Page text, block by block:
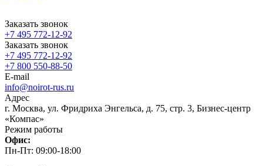
Заказать звонок
+7 495 772-12-92
Заказать звонок
+7 495 772-12-92
+7 800 550-88-50
E-mail
info@noirot-rus.ru
Адрес
г. Москва, ул. Фридриха Энгельса, д. 75, стр. 3, Бизнес-центр
«Компас»
Режим работы
Офис:
Пн-Пт: 09:00-18:00